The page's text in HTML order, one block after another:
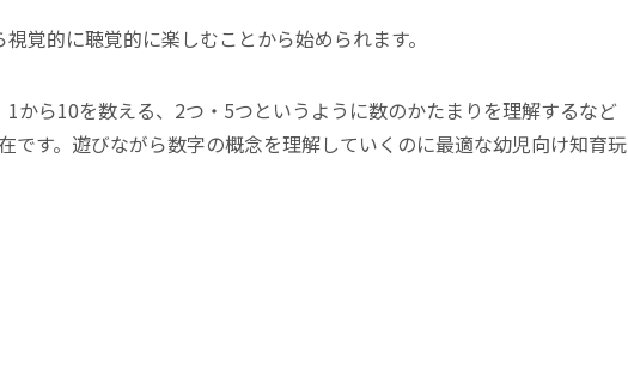
覚的に聴覚的に楽しむことから始められます。
から10を数える、2つ・5つというように数のかたまりを理解するなど
です。遊びながら数字の概念を理解していくのに最適な幼児向け知育玩